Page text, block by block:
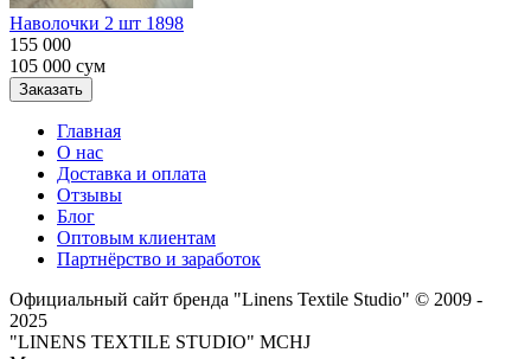
Наволочки 2 шт 1898
155 000
105 000 сум
Заказать
Главная
О нас
Доставка и оплата
Отзывы
Блог
Оптовым клиентам
Партнёрство и заработок
Официальный сайт бренда "Linens Textile Studio" © 2009 -
2025
"LINENS TEXTILE STUDIO" MCHJ